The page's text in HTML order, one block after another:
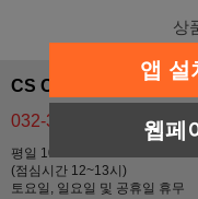
상
CS CENTER
032-324-0744
평일 10:00~17:00
(점심시간 12~13시)
토요일, 일요일 및 공휴일 휴무
앱 설
웹페